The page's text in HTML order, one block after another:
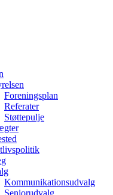
Foreningsplan
Referater
Støttepulje
Kommunikationsudvalg
Seniorudvalg